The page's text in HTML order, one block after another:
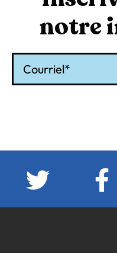
notre